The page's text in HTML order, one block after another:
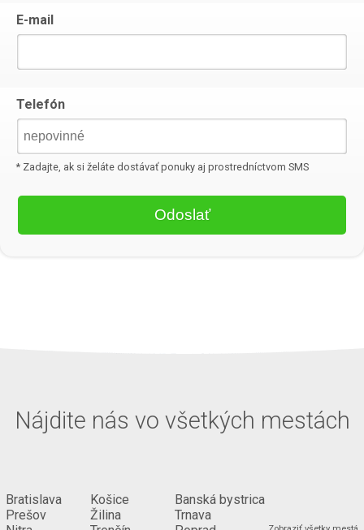
E-mail
Telefón
* Zadajte, ak si želáte dostávať ponuky aj prostredníctvom SMS
Nájdite nás vo všetkých mestách
Bratislava
Prešov
Košice
Žilina
Banská bystrica
Trnava